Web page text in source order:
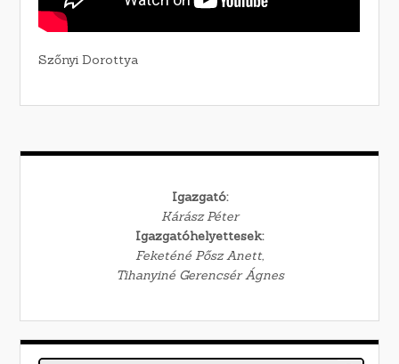
Szőnyi Dorottya
Igazgató:
Kárász Péter
Igazgatóhelyettesek:
Feketéné Pősz Anett,
Tihanyiné Gerencsér Ágnes